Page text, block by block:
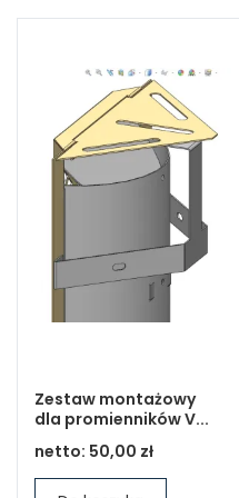
Zestaw montażowy
dla promienników V...
netto: 50,00 zł